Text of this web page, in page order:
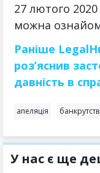
27 лютого
можна
Раніше
роз’яснив
давність в
апеляція
У нас є ще